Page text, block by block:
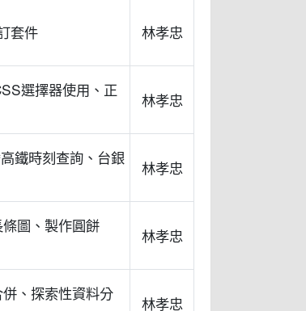
套件 林孝忠
選擇器使用、正
林孝忠
鐵時刻查詢、台銀
林孝忠
圖、製作圓餅
林孝忠
、探索性資料分
林孝忠